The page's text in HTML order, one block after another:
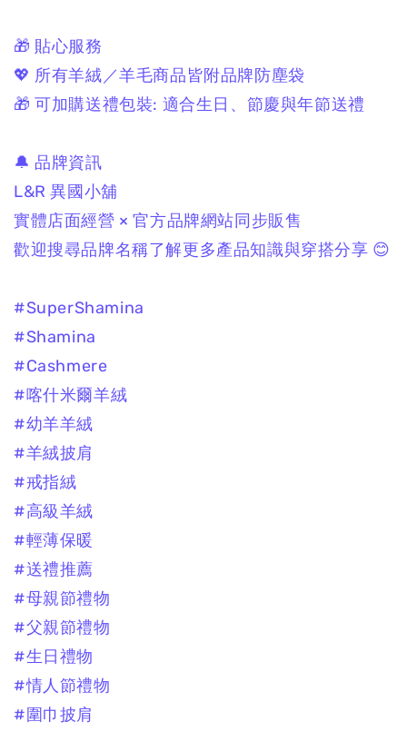
🎁 貼心服務
💖 所有羊絨／羊毛商品皆附品牌防塵袋
🎁 可加購送禮包裝: 適合生日、節慶與年節送禮
🔔 品牌資訊
L&R 異國小舖
實體店面經營 × 官方品牌網站同步販售
歡迎搜尋品牌名稱了解更多產品知識與穿搭分享 😊
#SuperShamina
#Shamina
#Cashmere
#喀什米爾羊絨
#幼羊羊絨
#羊絨披肩
#戒指絨
#高級羊絨
#輕薄保暖
#送禮推薦
#母親節禮物
#父親節禮物
#生日禮物
#情人節禮物
#圍巾披肩